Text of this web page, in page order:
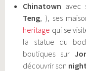
Chinatown avec
Teng , ), ses
heritage qui se
la statue du
boutiques sur
découvrir son